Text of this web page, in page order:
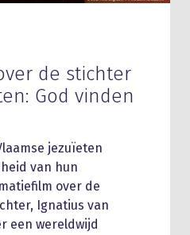
de stichter
God vinden
jezuïeten
van hun
over de
Ignatius van
een wereldwijd